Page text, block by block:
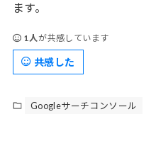
ます。
1人が共感しています
共感した
Googleサーチコンソール